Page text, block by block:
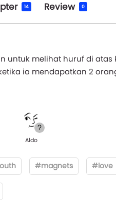
14 Review 0
untuk melihat huruf di
ia mendapatkan 2
Aldo
#magnets #love